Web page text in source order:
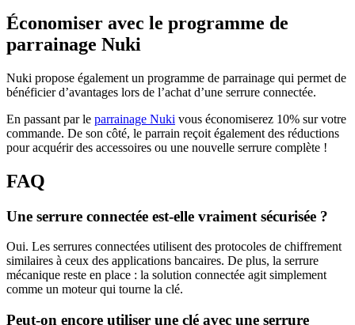
Économiser avec le programme de
parrainage Nuki
Nuki propose également un programme de parrainage qui permet de
bénéficier d’avantages lors de l’achat d’une serrure connectée.
En passant par le parrainage Nuki vous économiserez 10% sur votre
commande. De son côté, le parrain reçoit également des réductions
pour acquérir des accessoires ou une nouvelle serrure complète !
FAQ
Une serrure connectée est-elle vraiment sécurisée ?
Oui. Les serrures connectées utilisent des protocoles de chiffrement
similaires à ceux des applications bancaires. De plus, la serrure
mécanique reste en place : la solution connectée agit simplement
comme un moteur qui tourne la clé.
Peut-on encore utiliser une clé avec une serrure